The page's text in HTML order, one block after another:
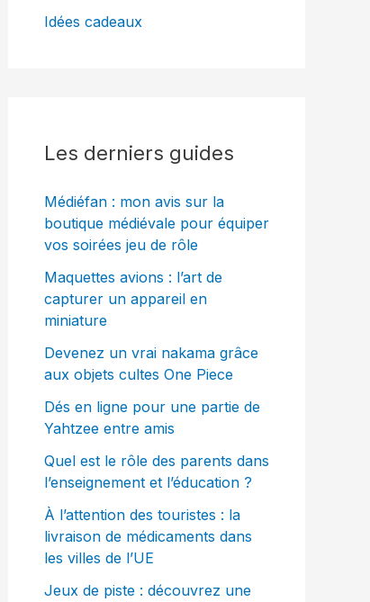
Idées cadeaux
Les derniers guides
Médiéfan : mon avis sur la
boutique médiévale pour équiper
vos soirées jeu de rôle
Maquettes avions : l’art de
capturer un appareil en
miniature
Devenez un vrai nakama grâce
aux objets cultes One Piece
Dés en ligne pour une partie de
Yahtzee entre amis
Quel est le rôle des parents dans
l’enseignement et l’éducation ?
À l’attention des touristes : la
livraison de médicaments dans
les villes de l’UE
Jeux de piste : découvrez une